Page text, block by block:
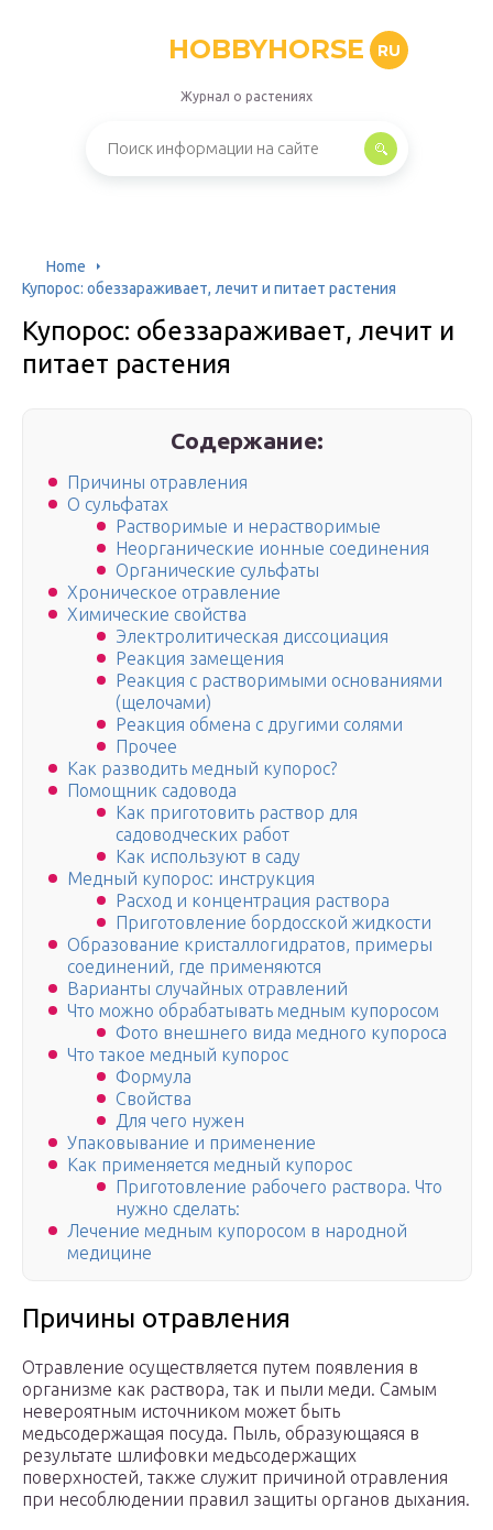
HOBBYHORSE RU
Журнал о растениях
Home
Купорос: обеззараживает, лечит и питает растения
Купорос: обеззараживает, лечит и
питает растения
Содержание:
Причины отравления
О сульфатах
Растворимые и нерастворимые
Неорганические ионные соединения
Органические сульфаты
Хроническое отравление
Химические свойства
Электролитическая диссоциация
Реакция замещения
Реакция с растворимыми основаниями
(щелочами)
Реакция обмена с другими солями
Прочее
Как разводить медный купорос?
Помощник садовода
Как приготовить раствор для
садоводческих работ
Как используют в саду
Медный купорос: инструкция
Расход и концентрация раствора
Приготовление бордосской жидкости
Образование кристаллогидратов, примеры
соединений, где применяются
Варианты случайных отравлений
Что можно обрабатывать медным купоросом
Фото внешнего вида медного купороса
Что такое медный купорос
Формула
Свойства
Для чего нужен
Упаковывание и применение
Как применяется медный купорос
Приготовление рабочего раствора. Что
нужно сделать:
Лечение медным купоросом в народной
медицине
Причины отравления
Отравление осуществляется путем появления в
организме как раствора, так и пыли меди. Самым
невероятным источником может быть
медьсодержащая посуда. Пыль, образующаяся в
результате шлифовки медьсодержащих
поверхностей, также служит причиной отравления
при несоблюдении правил защиты органов дыхания.